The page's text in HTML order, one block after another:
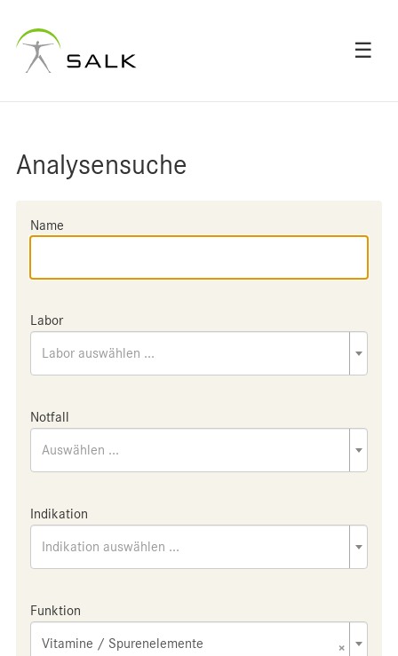
☰
Analysensuche
Name
Labor
Labor auswählen ...
Notfall
Auswählen ...
Indikation
Indikation auswählen ...
Funktion
×
Vitamine / Spurenelemente